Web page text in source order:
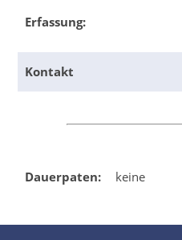
Erfassung:
Kontakt
Dauerpaten: keine